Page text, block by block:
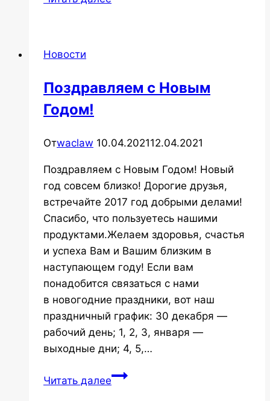
Moscow
2018
Новости
Поздравляем с Новым
Годом!
Отwaclaw 10.04.202112.04.2021
Поздравляем с Новым Годом! Новый
год совсем близко! Дорогие друзья,
встречайте 2017 год добрыми делами!
Спасибо, что пользуетесь нашими
продуктами.Желаем здоровья, счастья
и успеха Вам и Вашим близким в
наступающем году! Если вам
понадобится связаться с нами
в новогодние праздники, вот наш
праздничный график: 30 декабря —
рабочий день; 1, 2, 3, января —
выходные дни; 4, 5,…
Читать далееПоздравляем